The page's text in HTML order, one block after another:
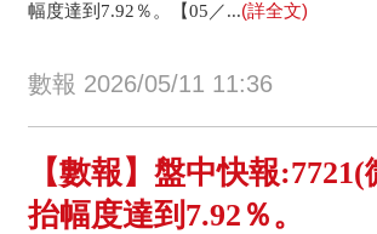
幅度達到7.92％。【05／...(詳全文)
數報 2026/05/11 11:36
【數報】盤中快報
抬幅度達到7.92％。